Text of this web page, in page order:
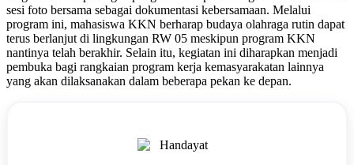
sesi foto bersama sebagai dokumentasi kebersamaan. Melalui
program ini, mahasiswa KKN berharap budaya olahraga rutin dapat
terus berlanjut di lingkungan RW 05 meskipun program KKN
nantinya telah berakhir. Selain itu, kegiatan ini diharapkan menjadi
pembuka bagi rangkaian program kerja kemasyarakatan lainnya
yang akan dilaksanakan dalam beberapa pekan ke depan.